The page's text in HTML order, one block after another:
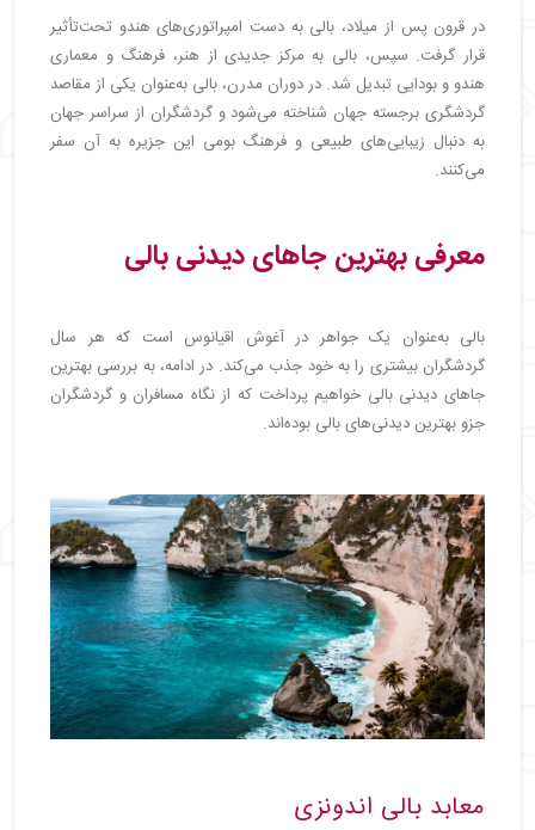
در قرون پس از میلاد، بالی به دست امپراتوری‌های هندو تحت‌تأثیر
قرار گرفت. سپس، بالی به مرکز جدیدی از هنر، فرهنگ و معماری
هندو و بودایی تبدیل شد. در دوران مدرن، بالی به‌عنوان یکی از مقاصد
گردشگری برجسته جهان شناخته می‌شود و گردشگران از سراسر جهان
به دنبال زیبایی‌های طبیعی و فرهنگ بومی این جزیره به آن سفر
می‌کنند.
معرفی بهترین جاهای دیدنی بالی
بالی به‌عنوان یک جواهر در آغوش اقیانوس است که هر سال
گردشگران بیشتری را به خود جذب می‌کند. در ادامه، به بررسی بهترین
جاهای دیدنی بالی خواهیم پرداخت که از نگاه مسافران و گردشگران
جزو بهترین دیدنی‌های بالی بوده‌اند.
معابد بالی اندونزی